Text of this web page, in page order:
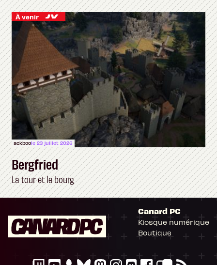
À venir
ackboole 23 juillet 2026
Bergfried
La tour et le bourg
Canard PC
Kiosque numérique
Boutique